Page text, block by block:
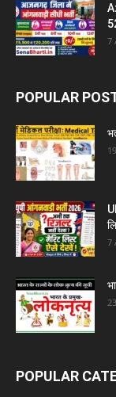
7
POPULAR
7
POPULAR